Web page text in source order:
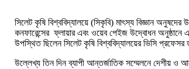
সিলেট কৃষি বিশ্ববিদ্যালয়ে (সিকৃবি) মাৎস্য বিজ্ঞান
কনফারেন্সের ফ্লায়ার এবং ওয়েব পেইজ উদ্বোধন অনুষ্ঠানে
উপস্থিত ছিলেন সিলেট কৃষি বিশ্ববিদ্যালয়ের ভিসি
উল্লেখ্য তিন দিন ব্যাপী আন্তর্জাতিক সম্মেলনে দেশীয় ও